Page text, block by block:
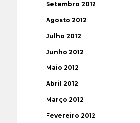
Setembro 2012
Agosto 2012
Julho 2012
Junho 2012
Maio 2012
Abril 2012
Março 2012
Fevereiro 2012